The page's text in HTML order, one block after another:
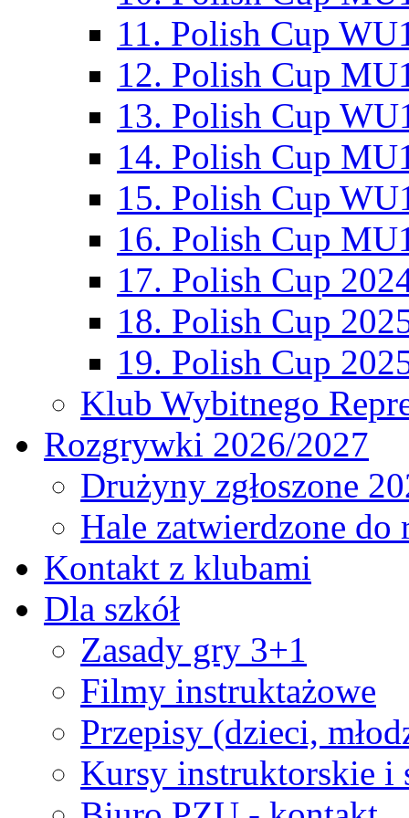
11. Polish Cup
12. Polish Cup
13. Polish Cup
14. Polish Cup
15. Polish Cup
16. Polish Cup
17. Polish Cup
18. Polish Cup
19. Polish Cup
Klub Wybitnego
Rozgrywki 2026/2027
Drużyny zgłoszone
Hale zatwierdzone
Kontakt z klubami
Dla szkół
Zasady gry 3+1
Filmy instruktażowe
Przepisy (dzieci,
Kursy instruktorskie i